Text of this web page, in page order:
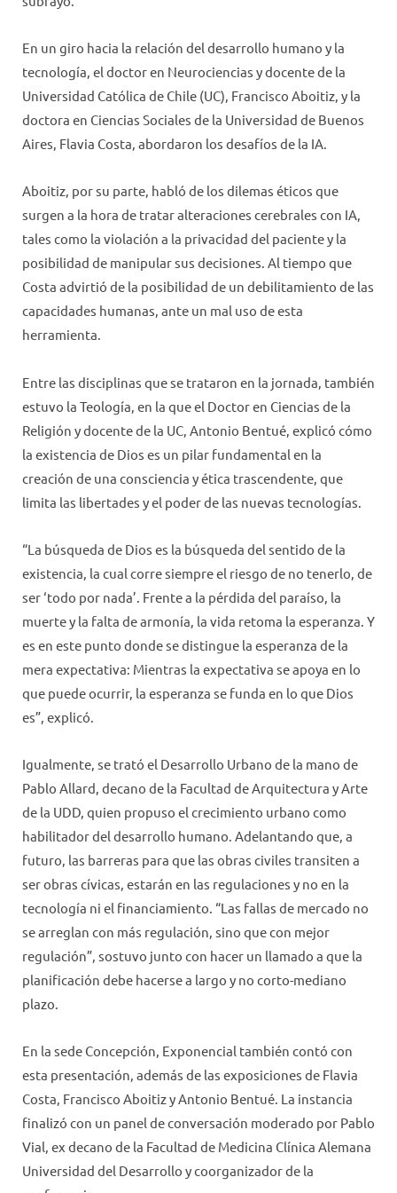
En un giro hacia la relación del desarrollo humano y la
tecnología, el doctor en Neurociencias y docente de la
Universidad Católica de Chile (UC), Francisco Aboitiz, y la
doctora en Ciencias Sociales de la Universidad de Buenos
Aires, Flavia Costa, abordaron los desafíos de la IA.
Aboitiz, por su parte, habló de los dilemas éticos que
surgen a la hora de tratar alteraciones cerebrales con IA,
tales como la violación a la privacidad del paciente y la
posibilidad de manipular sus decisiones. Al tiempo que
Costa advirtió de la posibilidad de un debilitamiento de las
capacidades humanas, ante un mal uso de esta
herramienta.
Entre las disciplinas que se trataron en la jornada, también
estuvo la Teología, en la que el Doctor en Ciencias de la
Religión y docente de la UC, Antonio Bentué, explicó cómo
la existencia de Dios es un pilar fundamental en la
creación de una consciencia y ética trascendente, que
limita las libertades y el poder de las nuevas tecnologías.
“La búsqueda de Dios es la búsqueda del sentido de la
existencia, la cual corre siempre el riesgo de no tenerlo, de
ser ‘todo por nada’. Frente a la pérdida del paraíso, la
muerte y la falta de armonía, la vida retoma la esperanza. Y
es en este punto donde se distingue la esperanza de la
mera expectativa: Mientras la expectativa se apoya en lo
que puede ocurrir, la esperanza se funda en lo que Dios
es”, explicó.
Igualmente, se trató el Desarrollo Urbano de la mano de
Pablo Allard, decano de la Facultad de Arquitectura y Arte
de la UDD, quien propuso el crecimiento urbano como
habilitador del desarrollo humano. Adelantando que, a
futuro, las barreras para que las obras civiles transiten a
ser obras cívicas, estarán en las regulaciones y no en la
tecnología ni el financiamiento. “Las fallas de mercado no
se arreglan con más regulación, sino que con mejor
regulación”, sostuvo junto con hacer un llamado a que la
planificación debe hacerse a largo y no corto-mediano
plazo.
En la sede Concepción, Exponencial también contó con
esta presentación, además de las exposiciones de Flavia
Costa, Francisco Aboitiz y Antonio Bentué. La instancia
finalizó con un panel de conversación moderado por Pablo
Vial, ex decano de la Facultad de Medicina Clínica Alemana
Universidad del Desarrollo y coorganizador de la